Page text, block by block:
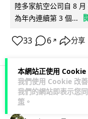
本網站正使用 Cookie
我們使用 Cookie 改
我們的網站即表示您
策 。
陸多家航空公司自 8
為年內連續第 3 個...
33 6 ↗ 分享
科技娛樂 生活科技